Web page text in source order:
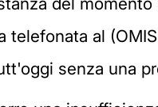
telefonata al
senza una